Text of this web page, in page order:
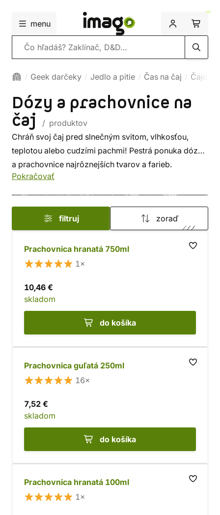
menu
Vyhľadávanie
Geek darčeky Jedlo a pitie Čas na čaj Čajové
Dózy a prachovnice na
čaj
/ produktov
Chráň svoj čaj pred slnečným svitom, vlhkosťou,
teplotou alebo cudzími pachmi! Pestrá ponuka dóz
a prachovnice najrôznejších tvarov a farieb.
Pokračovať
filtruj zoraď
Prachovnica hranatá 750ml
1×
10,46 €
skladom
do košíka
Prachovnica guľatá 250ml
16×
7,52 €
skladom
do košíka
Prachovnica hranatá 100ml
1×